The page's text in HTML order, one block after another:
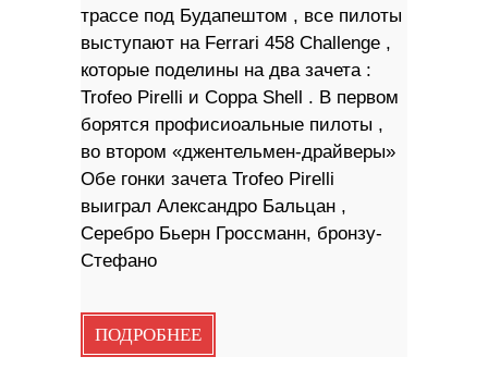
трассе под Будапештом , все пилоты
выступают на Ferrari 458 Challenge ,
которые поделины на два зачета :
Trofeo Pirelli и Coppa Shell . В первом
борятся профисиоальные пилоты ,
во втором «джентельмен-драйверы»
Обе гонки зачета Trofeo Pirelli
выиграл Александро Бальцан ,
Серебро Бьерн Гроссманн, бронзу-
Стефано
ПОДРОБНЕЕ